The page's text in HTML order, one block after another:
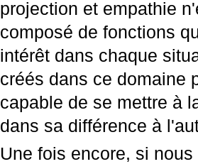
projection et empathie
composé de fonctions
intérêt dans chaque
créés dans ce domaine
capable de se mettre à
dans sa différence à
Une fois encore, si